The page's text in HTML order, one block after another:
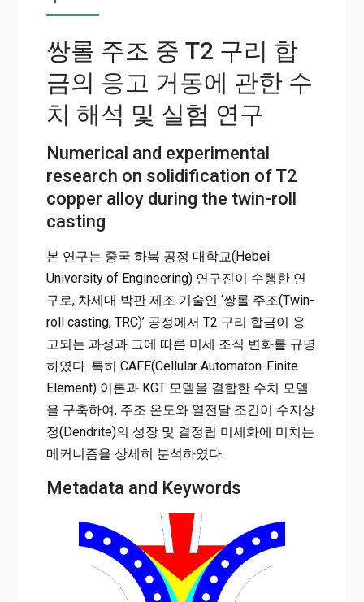
쌍롤 주조 중 T2 구리 합
금의 응고 거동에 관한 수
치 해석 및 실험 연구
Numerical and experimental
research on solidification of T2
copper alloy during the twin-roll
casting
본 연구는 중국 하북 공정 대학교(Hebei
University of Engineering) 연구진이 수행한 연
구로, 차세대 박판 제조 기술인 ‘쌍롤 주조(Twin-
roll casting, TRC)’ 공정에서 T2 구리 합금이 응
고되는 과정과 그에 따른 미세 조직 변화를 규명
하였다. 특히 CAFE(Cellular Automaton-Finite
Element) 이론과 KGT 모델을 결합한 수치 모델
을 구축하여, 주조 온도와 열전달 조건이 수지상
정(Dendrite)의 성장 및 결정립 미세화에 미치는
메커니즘을 상세히 분석하였다.
Metadata and Keywords